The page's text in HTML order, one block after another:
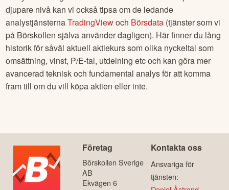
Du finner väldigt mycket information på denna sida samt
även hos nätmäklarna som vi tipsade om ovan. Om du vill
analysera bolaget/aktienDanske Andelskasserspå en
djupare nivå kan vi också tipsa om de ledande
analystjänsterna TradingViewochBörsdata(tjänster som vi
på Börskollen själva använder dagligen). Här finner du lång
historik för såväl aktuell aktiekurs som olika nyckeltal som
Företag Kontakta oss